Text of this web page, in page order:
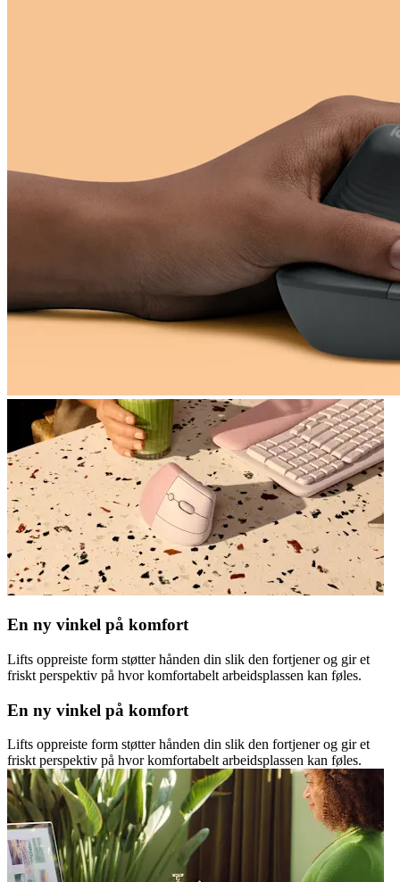
En ny vinkel på komfort
Lifts oppreiste form støtter hånden din slik den fortjener og gir et
friskt perspektiv på hvor komfortabelt arbeidsplassen kan føles.
En ny vinkel på komfort
Lifts oppreiste form støtter hånden din slik den fortjener og gir et
friskt perspektiv på hvor komfortabelt arbeidsplassen kan føles.